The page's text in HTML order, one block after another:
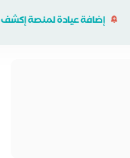
إضافة عيادة لمنصة إكشف